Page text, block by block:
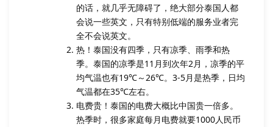
的话，就几乎无障碍了，绝大部分泰国人都
会说一些英文，只有特别低端的服务业者完
全不会说英文。
热！泰国没有四季，只有凉季、雨季和热
季。泰国的凉季是11月到次年2月，凉季的平
均气温也有19℃～26℃。3-5月是热季，日均
气温都在35℃左右。
电费贵！泰国的电费大概比中国贵一倍多。
热季时，很多家庭每月电费就要1000人民币